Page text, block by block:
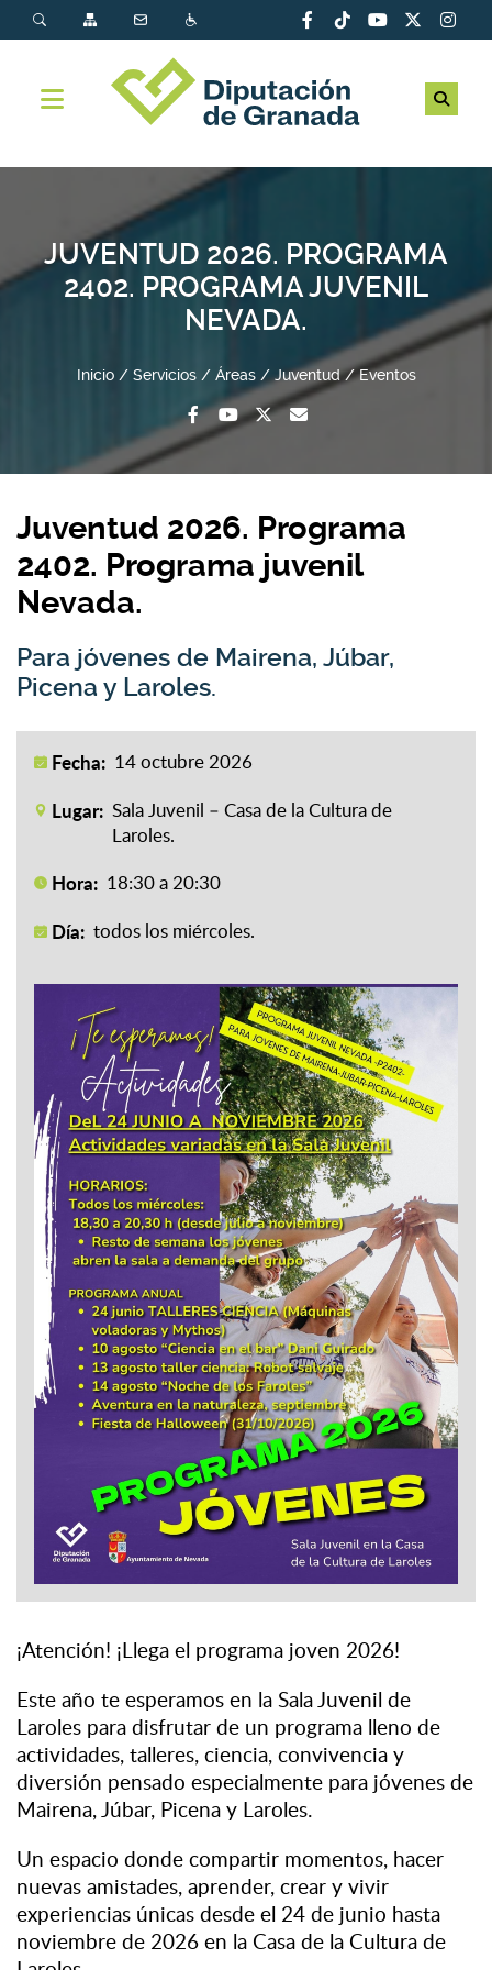
JUVENTUD 2026. PROGRAMA
2402. PROGRAMA JUVENIL
NEVADA.
Inicio Servicios Áreas Juventud Eventos
Juventud 2026. Programa
2402. Programa juvenil
Nevada.
Para jóvenes de Mairena, Júbar,
Picena y Laroles.
Fecha: 14 octubre 2026
Lugar: Sala Juvenil – Casa de la Cultura de
Laroles.
Hora: 18:30 a 20:30
Día: todos los miércoles.
¡Atención! ¡Llega el programa joven 2026!
Este año te esperamos en la Sala Juvenil de
Laroles para disfrutar de un programa lleno de
actividades, talleres, ciencia, convivencia y
diversión pensado especialmente para jóvenes de
Mairena, Júbar, Picena y Laroles.
Un espacio donde compartir momentos, hacer
nuevas amistades, aprender, crear y vivir
experiencias únicas desde el 24 de junio hasta
noviembre de 2026 en la Casa de la Cultura de